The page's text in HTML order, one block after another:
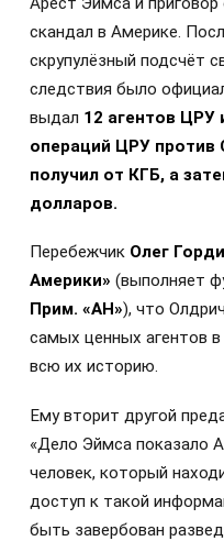
скандал в Америке.
скрупулёзный подсчёт
следствия было
выдал 12 агентов ЦРУ
операций ЦРУ против
получил от КГБ, а
долларов.
Перебежчик Олег
Америки» (выполняет
Прим. «АН»), что
самых ценных агентов
всю их историю.
Ему вторит другой
«Дело Эймса показало
человек, который
доступ к такой
быть завербован